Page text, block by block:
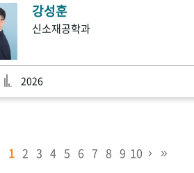
강성훈
신소재공학과
2026
1 2 3 4 5 6 7 8 9 10